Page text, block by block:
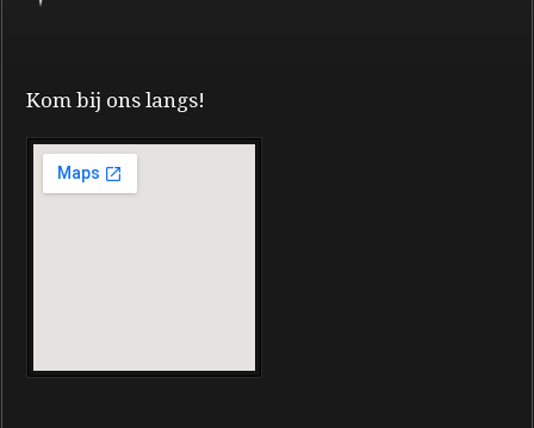
Kom bij ons langs!